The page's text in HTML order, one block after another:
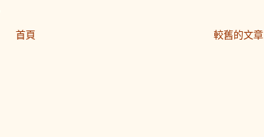
較舊的文章
首頁